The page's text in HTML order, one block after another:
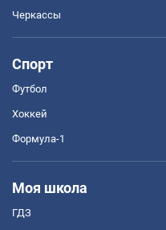
Черкассы
Спорт
Футбол
Хоккей
Формула-1
Моя школа
ГДЗ